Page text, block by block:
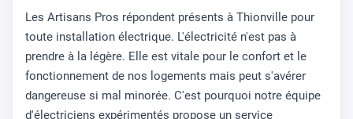
Les Artisans Pros répondent présents à Thionville pour
toute installation électrique. L'électricité n'est pas à
prendre à la légère. Elle est vitale pour le confort et le
fonctionnement de nos logements mais peut s'avérer
dangereuse si mal minorée. C'est pourquoi notre équipe
d'électriciens expérimentés propose un service